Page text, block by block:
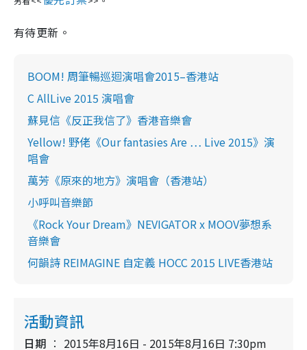
有待更新。
BOOM! 周筆暢巡迴演唱會2015–香港站
C AllLive 2015 演唱會
蘇見信《反正我信了》香港音樂會
Yellow! 野佬《Our fantasies Are … Live 2015》演
唱會
萬芳《原來的地方》演唱會（香港站）
小呼叫音樂節
《Rock Your Dream》NEVIGATOR x MOOV夢想系
音樂會
何韻詩 REIMAGINE 自定義 HOCC 2015 LIVE香港站
活動資訊
日期 2015年8月16日 - 2015年8月16日 7:30pm